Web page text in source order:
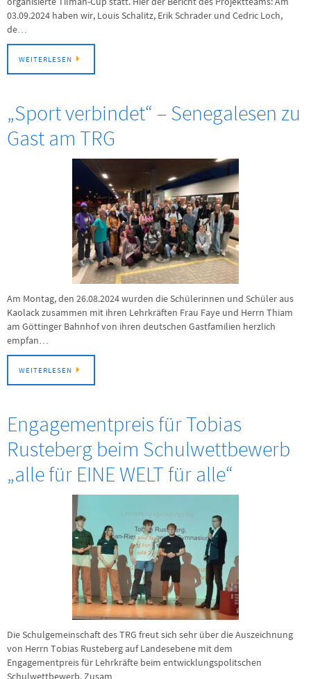
03.09.2024 haben wir, Louis Schalitz, Erik Schrader und Cedric Loch,
de…
WEITERLESEN
„Sport verbindet“ – Senegalesen zu
Gast am TRG
Am Montag, den 26.08.2024 wurden die Schülerinnen und Schüler aus
Kaolack zusammen mit ihren Lehrkräften Frau Faye und Herrn Thiam
am Göttinger Bahnhof von ihren deutschen Gastfamilien herzlich
empfan…
WEITERLESEN
Engagementpreis für Tobias
Rusteberg beim Schulwettbewerb
„alle für EINE WELT für alle“
Die Schulgemeinschaft des TRG freut sich sehr über die Auszeichnung
von Herrn Tobias Rusteberg auf Landesebene mit dem
Engagementpreis für Lehrkräfte beim entwicklungspolitschen
Schulwettbewerb. Zusam…